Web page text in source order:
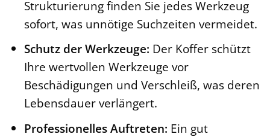
Strukturierung finden Sie jedes Werkzeug
sofort, was unnötige Suchzeiten vermeidet.
Schutz der Werkzeuge: Der Koffer schützt
Ihre wertvollen Werkzeuge vor
Beschädigungen und Verschleiß, was deren
Lebensdauer verlängert.
Professionelles Auftreten: Ein gut